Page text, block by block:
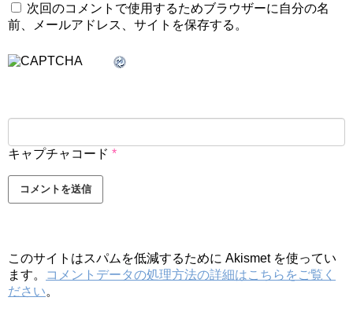
次回のコメントで使用するためブラウザーに自分の名
前、メールアドレス、サイトを保存する。
キャプチャコード *
このサイトはスパムを低減するために Akismet を使ってい
ます。
コメントデータの処理方法の詳細はこちらをご覧く
ださい。